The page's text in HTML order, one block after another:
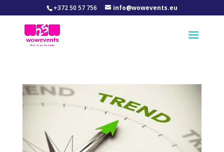
+372 50 57 756 info@wowevents.eu